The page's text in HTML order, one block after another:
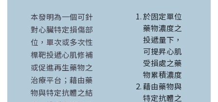
本發明為一個可針
對心臟特定損傷部
位，單次或多次性
標靶投遞心肌修補
或促進再生藥物之
治療平台；藉由藥
物與特定抗體之結
於固定單位
藥物濃度之
投遞量下，
可提昇心肌
受損處之藥
物累積濃度
藉由藥物與
特定抗體之